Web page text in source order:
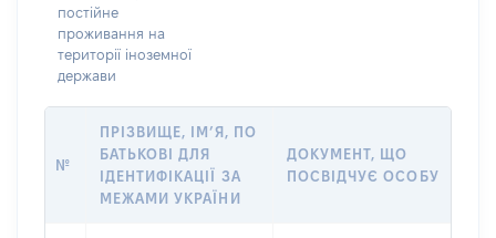
постійне
проживання на
території іноземної
держави
№
ПРІЗВИЩЕ, ІМ’Я, ПО
БАТЬКОВІ ДЛЯ
ІДЕНТИФІКАЦІЇ ЗА
МЕЖАМИ УКРАЇНИ
ДОКУМЕНТ, ЩО
ПОСВІДЧУЄ ОСОБУ